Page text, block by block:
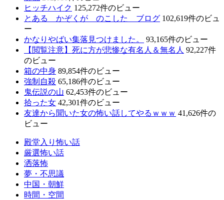
ヒッチハイク 125,272件のビュー
とある かぞくが のこした ブログ 102,619件のビュ
ー
かなりやばい集落見つけました。
93,165件のビュー
【閲覧注意】死に方が悲惨な有名人＆無名人 92,227件
のビュー
箱の中身 89,854件のビュー
強制自殺 65,186件のビュー
鬼伝説の山 62,453件のビュー
拾った女 42,301件のビュー
友達から聞いた女の怖い話してやるｗｗｗ 41,626件の
ビュー
殿堂入り怖い話
厳選怖い話
洒落怖
夢・不思議
中国・朝鮮
時間・空間